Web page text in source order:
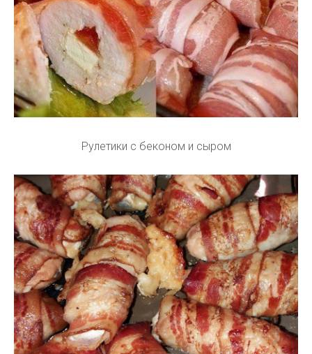
Рулетики с беконом и сыром